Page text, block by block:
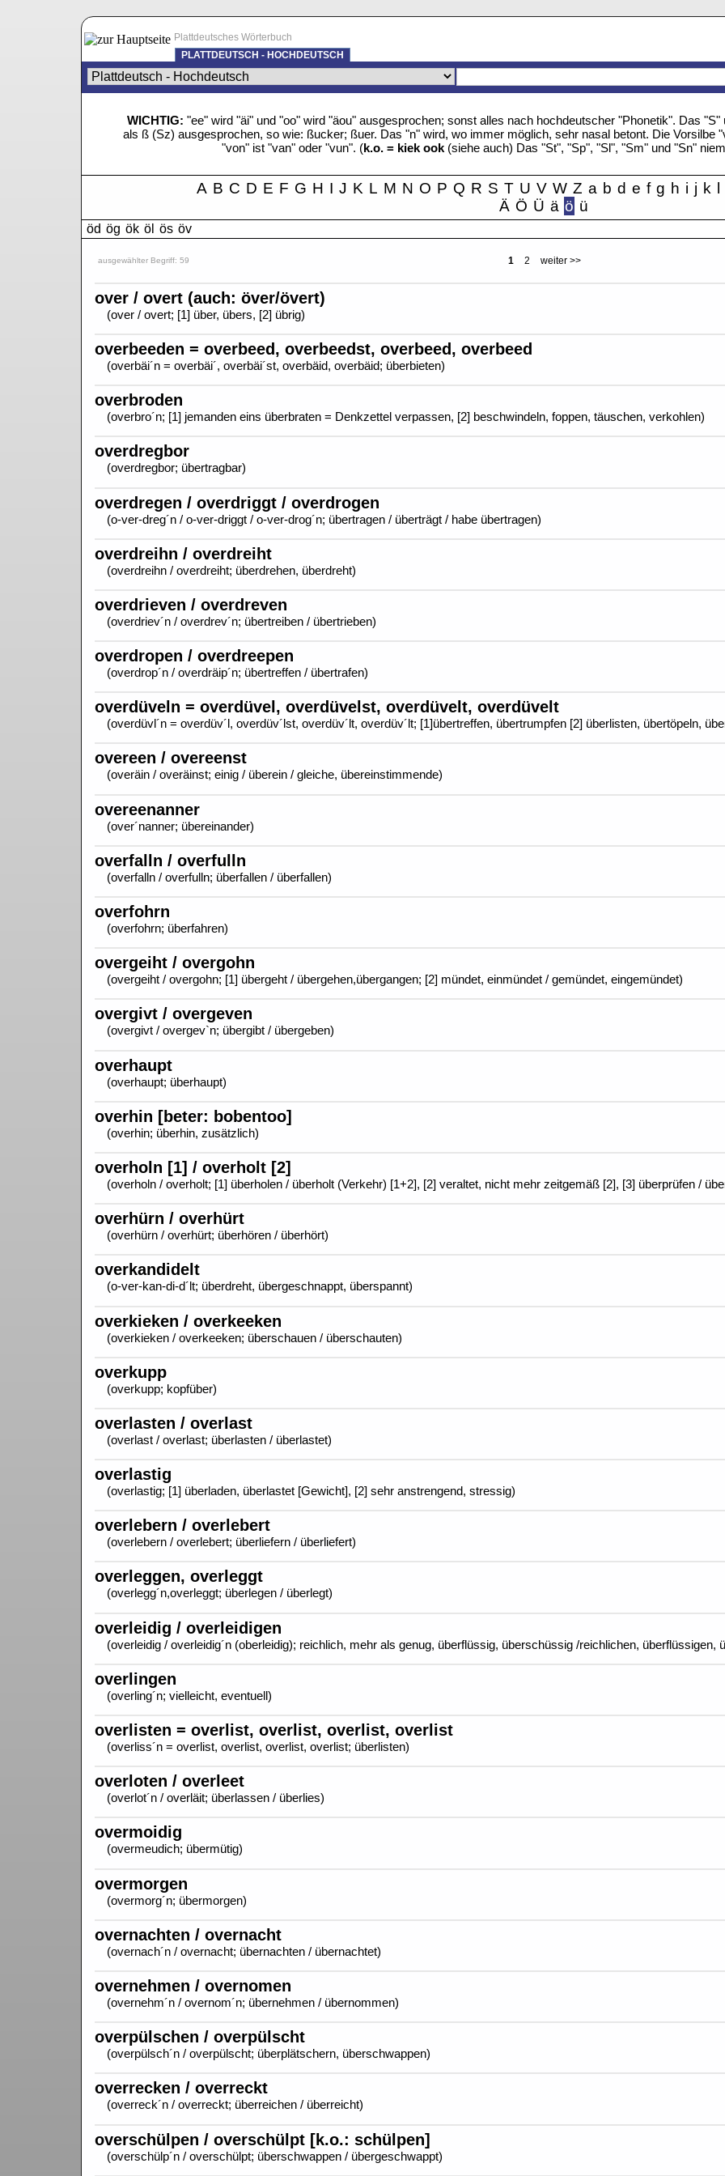
Plattdeutsches Wörterbuch
PLATTDEUTSCH - HOCHDEUTSCH
WICHTIG: "ee" wird "äi" und "oo" wird "äou" ausgesprochen; sonst alles nach hochdeutscher "Phonetik". Das
als ß (Sz) ausgesprochen, so wie: ßucker; ßuer. Das "n" wird, wo immer möglich, sehr nasal betont. Die Vorsilbe
"von" ist "van" oder "vun". (k.o. = kiek ook(siehe auch) Das "St", "Sp", "Sl", "Sm" und "Sn"
A B C D E F G H I J K L M N O P Q R S T U V W Z a b d e f g h i j k l
Ä Ö Ü ä ö ü
öd ög ök öl ös öv
ausgewählter Begriff: 59 1 2 weiter >>
over / overt (auch: över/övert)
(over / overt; [1] über, übers, [2] übrig)
overbeeden = overbeed, overbeedst, overbeed, overbeed
(overbäi´n = overbäi´, overbäi´st, overbäid, overbäid; überbieten)
overbroden
(overbro´n; [1] jemanden eins überbraten = Denkzettel verpassen, [2] beschwindeln, foppen, täuschen, verkohlen)
overdregbor
(overdregbor; übertragbar)
overdregen / overdriggt / overdrogen
(o-ver-dreg´n / o-ver-driggt / o-ver-drog´n; übertragen / überträgt / habe übertragen)
overdreihn / overdreiht
(overdreihn / overdreiht; überdrehen, überdreht)
overdrieven / overdreven
(overdriev´n / overdrev´n; übertreiben / übertrieben)
overdropen / overdreepen
(overdrop´n / overdräip´n; übertreffen / übertrafen)
overdüveln = overdüvel, overdüvelst, overdüvelt, overdüvelt
(overdüvl´n = overdüv´l, overdüv´lst, overdüv´lt, overdüv´lt; [1]übertreffen, übertrumpfen [2] überlisten, übertöpeln,
overeen / overeenst
(overäin / overäinst; einig / überein / gleiche, übereinstimmende)
overeenanner
(over´nanner; übereinander)
overfalln / overfulln
(overfalln / overfulln; überfallen / überfallen)
overfohrn
(overfohrn; überfahren)
overgeiht / overgohn
(overgeiht / overgohn; [1] übergeht / übergehen,übergangen; [2] mündet, einmündet / gemündet, eingemündet)
overgivt / overgeven
(overgivt / overgev`n; übergibt / übergeben)
overhaupt
(overhaupt; überhaupt)
overhin [beter: bobentoo]
(overhin; überhin, zusätzlich)
overholn [1] / overholt [2]
(overholn / overholt; [1] überholen / überholt (Verkehr) [1+2], [2] veraltet, nicht mehr zeitgemäß [2], [3] überprüfen /
overhürn / overhürt
(overhürn / overhürt; überhören / überhört)
overkandidelt
(o-ver-kan-di-d´lt; überdreht, übergeschnappt, überspannt)
overkieken / overkeeken
(overkieken / overkeeken; überschauen / überschauten)
overkupp
(overkupp; kopfüber)
overlasten / overlast
(overlast / overlast; überlasten / überlastet)
overlastig
(overlastig; [1] überladen, überlastet [Gewicht], [2] sehr anstrengend, stressig)
overlebern / overlebert
(overlebern / overlebert; überliefern / überliefert)
overleggen, overleggt
(overlegg´n,overleggt; überlegen / überlegt)
overleidig / overleidigen
(overleidig / overleidig´n (oberleidig); reichlich, mehr als genug, überflüssig, überschüssig /reichlichen, überflüssigen,
overlingen
(overling´n; vielleicht, eventuell)
overlisten = overlist, overlist, overlist, overlist
(overliss´n = overlist, overlist, overlist, overlist; überlisten)
overloten / overleet
(overlot´n / overläit; überlassen / überlies)
overmoidig
(overmeudich; übermütig)
overmorgen
(overmorg´n; übermorgen)
overnachten / overnacht
(overnach´n / overnacht; übernachten / übernachtet)
overnehmen / overnomen
(overnehm´n / overnom´n; übernehmen / übernommen)
overpülschen / overpülscht
(overpülsch´n / overpülscht; überplätschern, überschwappen)
overrecken / overreckt
(overreck´n / overreckt; überreichen / überreicht)
overschülpen / overschülpt [k.o.: schülpen]
(overschülp´n / overschülpt; überschwappen / übergeschwappt)